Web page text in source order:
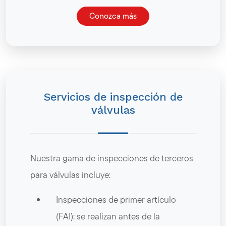
Conozca más
Servicios de inspección de
válvulas
Nuestra gama de inspecciones de terceros
para válvulas incluye:
Inspecciones de primer artículo
(FAI): se realizan antes de la